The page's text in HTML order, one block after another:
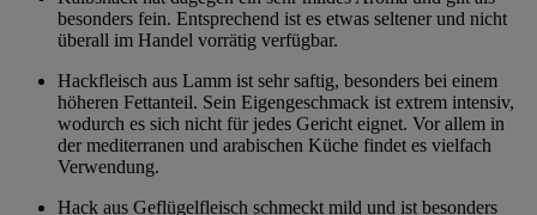
besonders fein. Entsprechend ist es etwas seltener und nicht
überall im Handel vorrätig verfügbar.
Hackfleisch aus Lamm ist sehr saftig, besonders bei einem
höheren Fettanteil. Sein Eigengeschmack ist extrem intensiv,
wodurch es sich nicht für jedes Gericht eignet. Vor allem in
der mediterranen und arabischen Küche findet es vielfach
Verwendung.
Hack aus Geflügelfleisch schmeckt mild und ist besonders